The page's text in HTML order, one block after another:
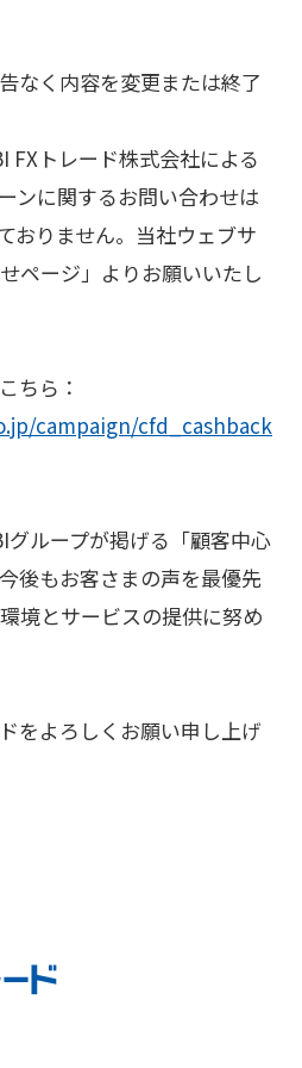
なく内容を変更または終了
FXトレード株式会社による
ンに関するお問い合わせは
おりません。当社ウェブサ
ページ」よりお願いいたし
ちら：
campaign/cfd_cashback
グループが掲げる「顧客中心
後もお客さまの声を最優先
境とサービスの提供に努め
をよろしくお願い申し上げ